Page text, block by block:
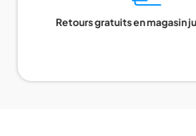
Retours gratuits en magasin